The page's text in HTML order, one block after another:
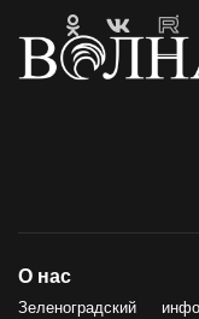
О нас
Зеленоградский